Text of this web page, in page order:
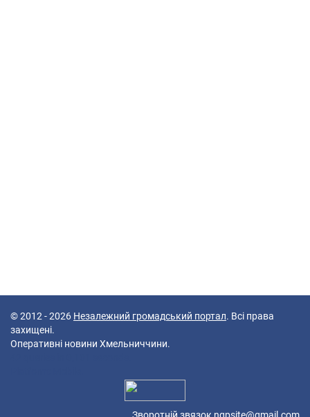
© 2012 - 2026 Незалежний громадський портал. Всі права
захищені.
Оперативні новини Хмельниччини.
Зворотній звязок ngpsite@gmail.com